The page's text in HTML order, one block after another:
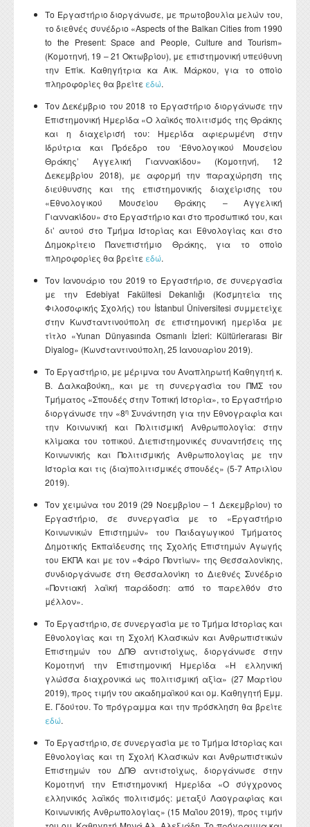
Το Εργαστήριο διοργάνωσε, με πρωτοβουλία μελών του,
το διεθνές συνέδριο «Aspects of the Balkan Cities from 1990
to the Present: Space and People, Culture and Tourism»
(Κομοτηνή, 19 – 21 Οκτωβρίου), με επιστημονική υπεύθυνη
την Επίκ. Καθηγήτρια κα Αικ. Μάρκου, για το οποίο
πληροφορίες θα βρείτε εδώ.
Τον Δεκέμβριο του 2018 το Εργαστήριο διοργάνωσε την
Επιστημονική Ημερίδα «Ο λαϊκός πολιτισμός της Θράκης
και η διαχείρισή του: Ημερίδα αφιερωμένη στην
Ιδρύτρια και Πρόεδρο του ‘Εθνολογικού Μουσείου
Θράκης’ Αγγελική Γιαννακίδου» (Κομοτηνή, 12
Δεκεμβρίου 2018), με αφορμή την παραχώρηση της
διεύθυνσης και της επιστημονικής διαχείρισης του
«Εθνολογικού Μουσείου Θράκης – Αγγελική
Γιαννακίδου» στο Εργαστήριο και στο προσωπικό του, και
δι’ αυτού στο Τμήμα Ιστορίας και Εθνολογίας και στο
Δημοκρίτειο Πανεπιστήμιο Θράκης, για το οποίο
πληροφορίες θα βρείτε εδώ.
Τον Ιανουάριο του 2019 το Εργαστήριο, σε συνεργασία
με την Edebiyat Fakültesi Dekanlığı (Κοσμητεία της
Φιλοσοφικής Σχολής) του İstanbul Üniversitesi συμμετείχε
στην Κωνσταντινούπολη σε επιστημονική ημερίδα με
τίτλο «Yunan Dünyasında Osmanlı İzleri: Kültürlerarası Bir
Diyalog» (Κωνσταντινούπολη, 25 Ιανουαρίου 2019).
Το Εργαστήριο, με μέριμνα του Αναπληρωτή Καθηγητή κ.
Β. Δαλκαβούκη,, και με τη συνεργασία του ΠΜΣ του
Τμήματος «Σπουδές στην Τοπική Ιστορία», το Εργαστήριο
διοργάνωσε την «8η Συνάντηση για την Εθνογραφία και
την Κοινωνική και Πολιτισμική Ανθρωπολογία: στην
κλίμακα του τοπικού. Διεπιστημονικές συναντήσεις της
Κοινωνικής και Πολιτισμικής Ανθρωπολογίας με την
Ιστορία και τις (δια)πολιτισμικές σπουδές» (5-7 Απριλίου
2019).
Τον χειμώνα του 2019 (29 Νοεμβρίου – 1 Δεκεμβρίου) το
Εργαστήριο, σε συνεργασία με το «Εργαστήριο
Κοινωνικών Επιστημών» του Παιδαγωγικού Τμήματος
Δημοτικής Εκπαίδευσης της Σχολής Επιστημών Αγωγής
του ΕΚΠΑ και με τον «Φάρο Ποντίων» της Θεσσαλονίκης,
συνδιοργάνωσε στη Θεσσαλονίκη το Διεθνές Συνέδριο
«Ποντιακή λαϊκή παράδοση: από το παρελθόν στο
μέλλον».
Το Εργαστήριο, σε συνεργασία με το Τμήμα Ιστορίας και
Εθνολογίας και τη Σχολή Κλασικών και Ανθρωπιστικών
Επιστημών του ΔΠΘ αντιστοίχως, διοργάνωσε στην
Κομοτηνή την Επιστημονική Ημερίδα «Η ελληνική
γλώσσα διαχρονικά ως πολιτισμική αξία» (27 Μαρτίου
2019), προς τιμήν του ακαδημαϊκού και ομ. Καθηγητή Εμμ.
Ε. Γδούτου. Το πρόγραμμα και την πρόσκληση θα βρείτε
εδώ.
Το Εργαστήριο, σε συνεργασία με το Τμήμα Ιστορίας και
Εθνολογίας και τη Σχολή Κλασικών και Ανθρωπιστικών
Επιστημών του ΔΠΘ αντιστοίχως, διοργάνωσε στην
Κομοτηνή την Επιστημονική Ημερίδα «Ο σύγχρονος
ελληνικός λαϊκός πολιτισμός: μεταξύ Λαογραφίας και
Κοινωνικής Ανθρωπολογίας» (15 Μαΐου 2019), προς τιμήν